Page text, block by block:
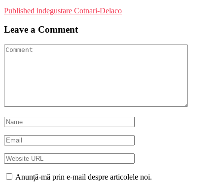
Published indegustare Cotnari-Delaco
Leave a Comment
Anunță-mă prin e-mail despre articolele noi.